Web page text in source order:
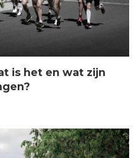
is het en wat zijn